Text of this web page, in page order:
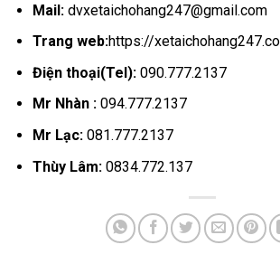
Mail: dvxetaichohang247@gmail.com
Trang web:https://
Điện thoại(Tel):090.777.2137
Mr Nhàn :094.777.2137
Mr Lạc: 081.777.2137
Thùy Lâm:0834.772.137